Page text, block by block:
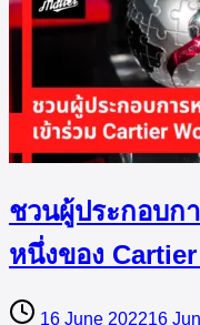
ชวนผู้ประกอบก
หนึ่งของ
16 June 202216